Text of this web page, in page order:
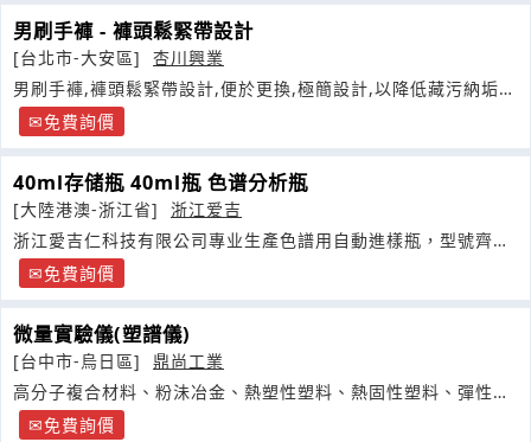
男刷手褲 - 褲頭鬆緊帶設計
[台北市-大安區]
杏川興業
男刷手褲,褲頭鬆緊帶設計,便於更換,極簡設計,以降低藏污納垢的
可能性免費詢價
40ml存储瓶 40ml瓶 色谱分析瓶
[大陸港澳-浙江省]
浙江爱吉
浙江愛吉仁科技有限公司專业生產色譜用自動進樣瓶，型號齊
全，主要包括
免費詢價
微量實驗儀(塑譜儀)
[台中市-烏日區]
鼎尚工業
高分子複合材料、粉沬冶金、熱塑性塑料、熱固性塑料、彈性
體、陶瓷成型混合物
免費詢價